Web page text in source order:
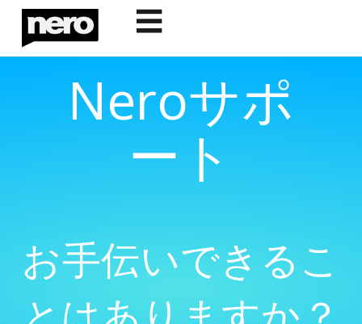
☰
Neroサポ
ート
お手伝いできるこ